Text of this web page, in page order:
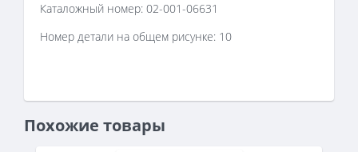
Каталожный номер: 02-001-06631
Номер детали на общем рисунке: 10
Похожие товары